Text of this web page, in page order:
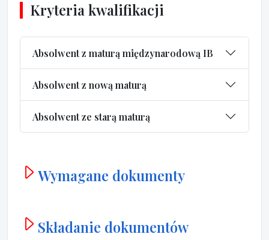
Kryteria kwalifikacji
Absolwent z maturą międzynarodową IB
Absolwent z nową maturą
Absolwent ze starą maturą
Wymagane dokumenty
Składanie dokumentów